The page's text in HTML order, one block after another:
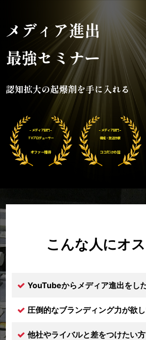
メディア進出
最強セミナー
認知拡大の起爆剤を手に入れる
– メディア部門 –
TVプロデューサー
オファー獲得
– メディア部門 –
構成・放送作家
ココだけの話
こんな人にオ
YouTubeからメディア進出をし
圧倒的なブランディング力が欲
他社やライバルと差をつけたい方